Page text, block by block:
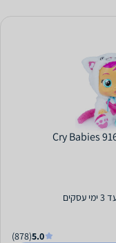
Cry Babies
ימי עסקים
5.0
(878)